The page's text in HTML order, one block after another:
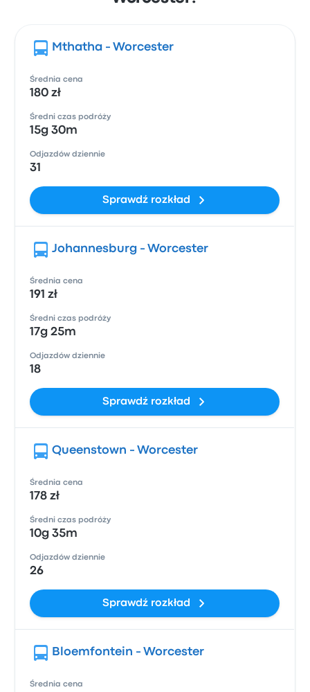
Mthatha - Worcester
Średnia cena
180 zł
Średni czas podróży
15g 30m
Odjazdów dziennie
31
Sprawdź rozkład
Johannesburg - Worcester
Średnia cena
191 zł
Średni czas podróży
17g 25m
Odjazdów dziennie
18
Sprawdź rozkład
Queenstown - Worcester
Średnia cena
178 zł
Średni czas podróży
10g 35m
Odjazdów dziennie
26
Sprawdź rozkład
Bloemfontein - Worcester
Średnia cena